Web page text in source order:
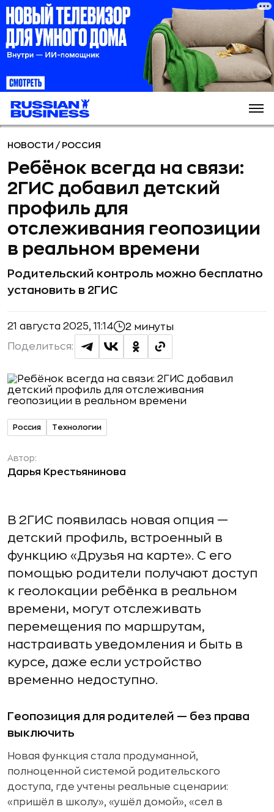
НОВОСТИ / РОССИЯ
Ребёнок всегда на связи:
2ГИС добавил детский
профиль для
отслеживания геопозиции
в реальном времени
Родительский контроль можно бесплатно
установить в 2ГИС
21 августа 2025, 11:14 2 минуты
Поделиться:
Россия Технологии
Автор:
Дарья Крестьянинова
В 2ГИС появилась новая опция —
детский профиль, встроенный в
функцию «Друзья на карте». С его
помощью родители получают доступ
к геолокации ребёнка в реальном
времени, могут отслеживать
перемещения по маршрутам,
настраивать уведомления и быть в
курсе, даже если устройство
временно недоступно.
Геопозиция для родителей — без права
выключить
Новая функция стала продуманной,
полноценной системой родительского
доступа, где учтены реальные сценарии:
«пришёл в школу», «ушёл домой», «сел в